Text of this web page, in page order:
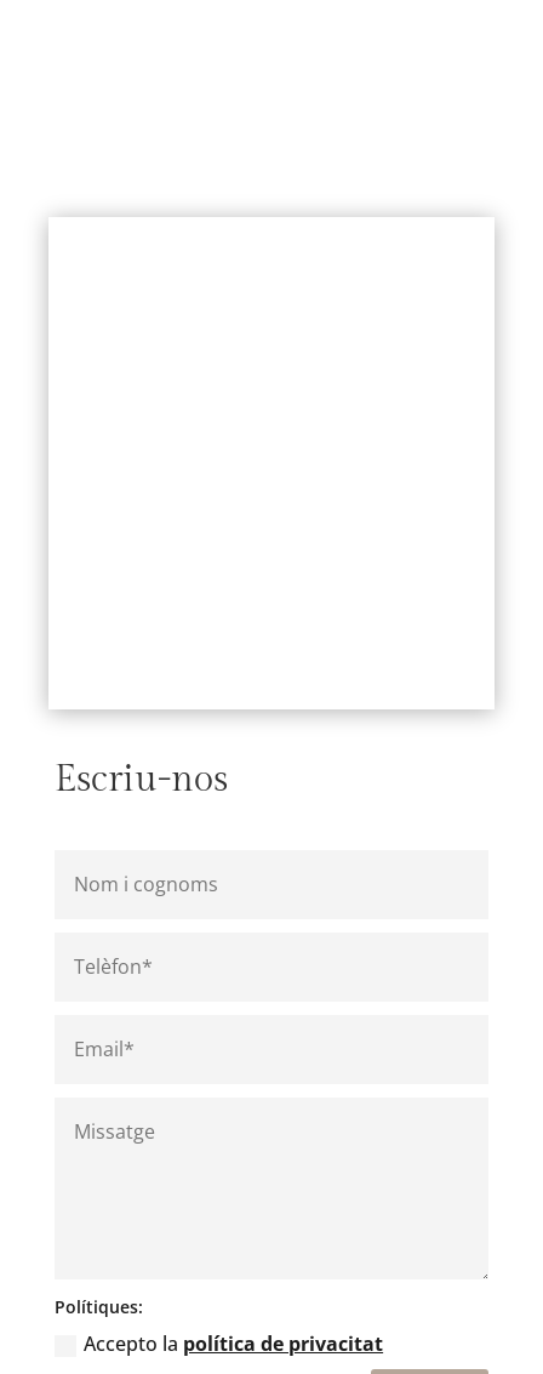
Escriu-nos
Polítiques:
Accepto la política de privacitat